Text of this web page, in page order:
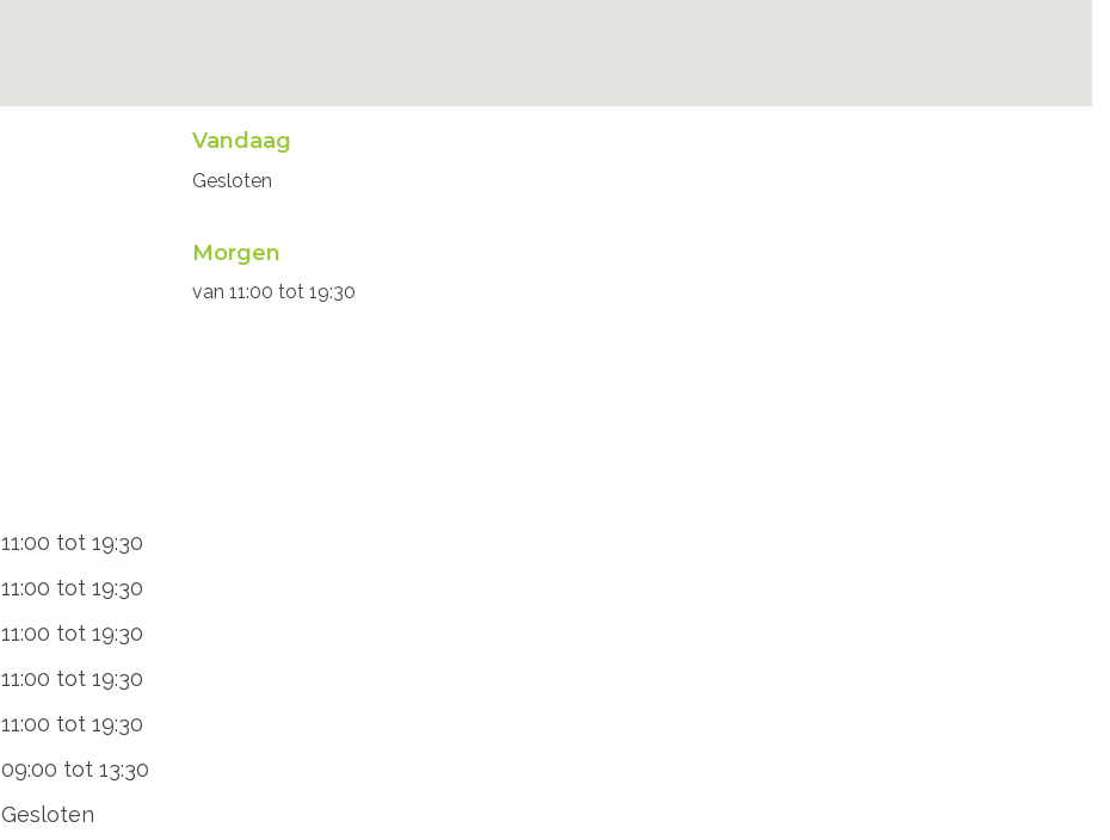
Openingsuren
Vandaag
Gesloten
Morgen
van 11:00 tot 19:30
11:00 tot 19:30
11:00 tot 19:30
11:00 tot 19:30
11:00 tot 19:30
11:00 tot 19:30
09:00 tot 13:30
Gesloten